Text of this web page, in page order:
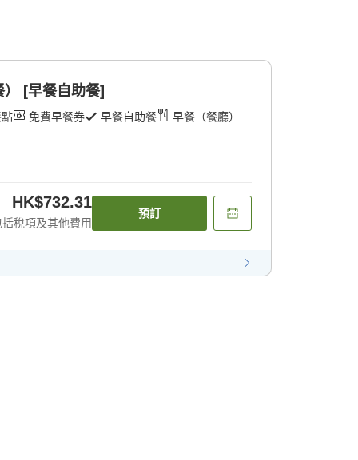
） [早餐自助餐]
免費早餐券 早餐自助餐 早餐（餐廳）
HK$732.31
括稅項及其他費用
預訂